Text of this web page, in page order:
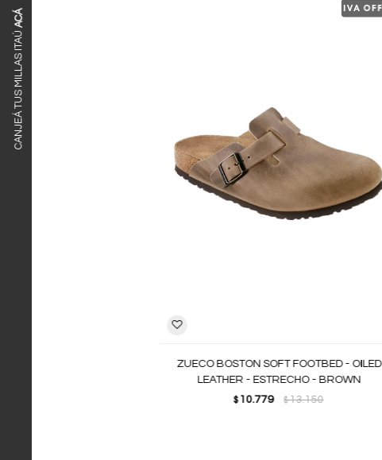
CANJEÁ TUS MILLAS ITAÚ
ACÁ
ZUECO BOSTON SOFT FOOTBED - OILED
LEATHER - ESTRECHO - BROWN
$ 10.779 $13.150